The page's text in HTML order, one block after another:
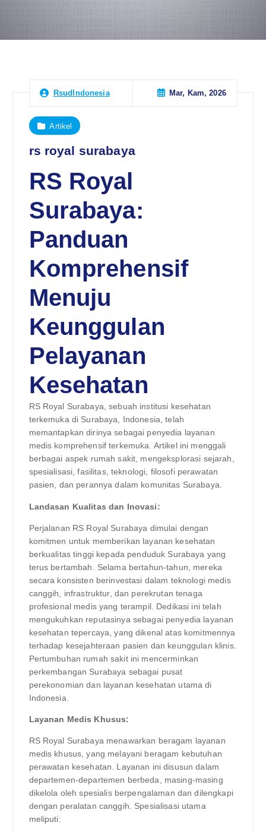
RsudIndonesia Mar, Kam, 2026
Artikel
rs royal surabaya
RS Royal
Surabaya:
Panduan
Komprehensif
Menuju
Keunggulan
Pelayanan
Kesehatan
RS Royal Surabaya, sebuah institusi kesehatan
terkemuka di Surabaya, Indonesia, telah
memantapkan dirinya sebagai penyedia layanan
medis komprehensif terkemuka. Artikel ini menggali
berbagai aspek rumah sakit, mengeksplorasi sejarah,
spesialisasi, fasilitas, teknologi, filosofi perawatan
pasien, dan perannya dalam komunitas Surabaya.
Landasan Kualitas dan Inovasi:
Perjalanan RS Royal Surabaya dimulai dengan
komitmen untuk memberikan layanan kesehatan
berkualitas tinggi kepada penduduk Surabaya yang
terus bertambah. Selama bertahun-tahun, mereka
secara konsisten berinvestasi dalam teknologi medis
canggih, infrastruktur, dan perekrutan tenaga
profesional medis yang terampil. Dedikasi ini telah
mengukuhkan reputasinya sebagai penyedia layanan
kesehatan tepercaya, yang dikenal atas komitmennya
terhadap kesejahteraan pasien dan keunggulan klinis.
Pertumbuhan rumah sakit ini mencerminkan
perkembangan Surabaya sebagai pusat
perekonomian dan layanan kesehatan utama di
Indonesia.
Layanan Medis Khusus:
RS Royal Surabaya menawarkan beragam layanan
medis khusus, yang melayani beragam kebutuhan
perawatan kesehatan. Layanan ini disusun dalam
departemen-departemen berbeda, masing-masing
dikelola oleh spesialis berpengalaman dan dilengkapi
dengan peralatan canggih. Spesialisasi utama
meliputi: